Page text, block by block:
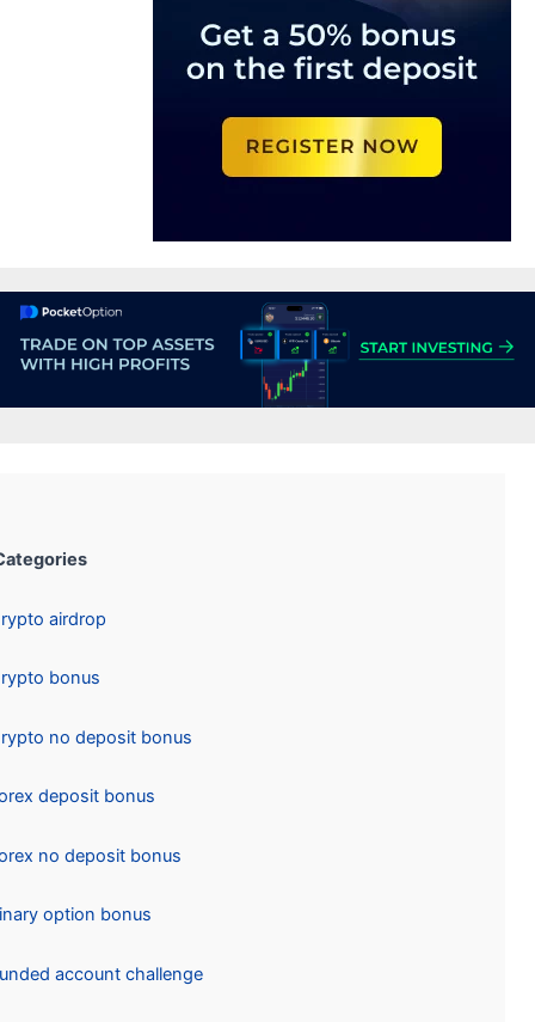
Categories:
Crypto airdrop
Crypto bonus
Crypto no deposit bonus
Forex deposit bonus
Forex no deposit bonus
Binary option bonus
Funded account challenge